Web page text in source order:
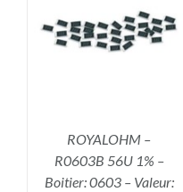
ROYALOHM –
R0603B 56U 1% –
Boitier: 0603 – Valeur:
AJOUTER AU PANIER
/
DÉTAILS